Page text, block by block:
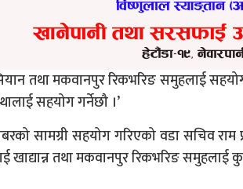
तथा मकवानपुर रिकभरिङ समुहलाई
सहयोग गर्नेछौ ।’
सामग्री सहयोग गरिएको वडा सचिव
खाद्यान्न तथा मकवानपुर रिकभरिङ समुहलाई